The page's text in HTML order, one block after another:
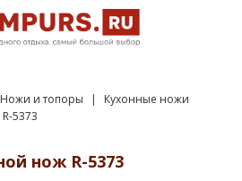
Ножи и топоры
Кухонные ножи
5373
нож R-5373